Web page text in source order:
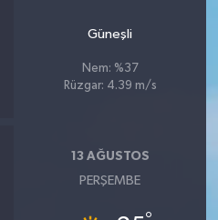
Güneşli
Nem: %37
Rüzgar: 4.39 m/s
13 AĞUSTOS
PERŞEMBE